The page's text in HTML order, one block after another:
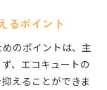
るポイント
のポイントは、主
、エコキュートの
えることができま